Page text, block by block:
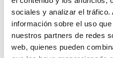
sociales y analizar el tráfico.
información sobre el uso
nuestros partners de redes
web, quienes pueden
EROSIL
OleoGel Ducha (500ml)